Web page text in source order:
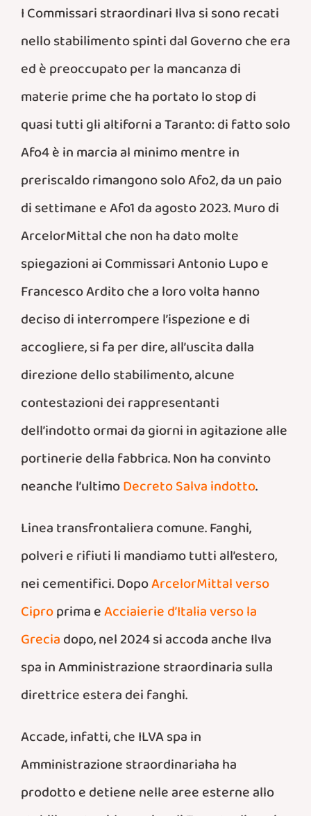
I Commissari straordinari Ilva si sono recati
nello stabilimento spinti dal Governo che era
ed è preoccupato per la mancanza di
materie prime che ha portato lo stop di
quasi tutti gli altiforni a Taranto: di fatto solo
Afo4 è in marcia al minimo mentre in
preriscaldo rimangono solo Afo2, da un paio
di settimane e Afo1 da agosto 2023. Muro di
ArcelorMittal che non ha dato molte
spiegazioni ai Commissari Antonio Lupo e
Francesco Ardito che a loro volta hanno
deciso di interrompere l’ispezione e di
accogliere, si fa per dire, all’uscita dalla
direzione dello stabilimento, alcune
contestazioni dei rappresentanti
dell’indotto ormai da giorni in agitazione alle
portinerie della fabbrica. Non ha convinto
neanche l’ultimoDecreto Salva indotto.
Linea transfrontaliera comune. Fanghi,
polveri e rifiuti li mandiamo tutti all’estero,
nei cementifici. DopoArcelorMittal verso
Ciproprima eAcciaierie d’Italia verso la
Greciadopo, nel 2024 si accoda anche Ilva
spa in Amministrazione straordinaria sulla
direttrice estera dei fanghi.
Accade, infatti, che ILVA spa in
Amministrazione straordinariaha ha
prodotto e detiene nelle aree esterne allo